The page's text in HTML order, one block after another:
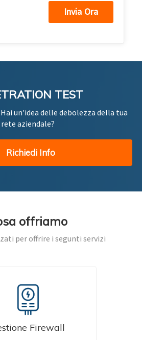
TEST
un'idea delle debolezza della tua
rete aziendale?
Richiedi Info
offriamo
per offrire i segunti servizi
Firewall
con cavi in rame
efficace per
di essere vittima di
o furto di dati